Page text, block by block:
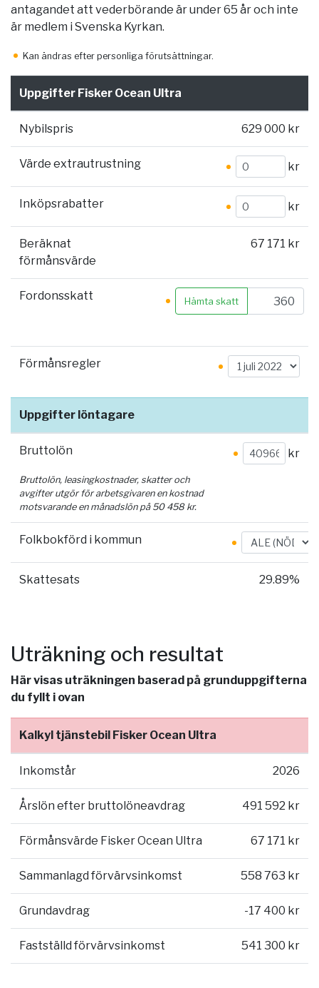
antagandet att vederbörande är under 65 år och inte
är medlem i Svenska Kyrkan.
Kan ändras efter personliga förutsättningar.
Uppgifter Fisker Ocean Ultra
Nybilspris 629 000 kr
Värde extrautrustning kr
Inköpsrabatter kr
Beräknat
förmånsvärde
67 171 kr
Fordonsskatt Hämta skatt
Förmånsregler
Uppgifter löntagare
Bruttolön kr
Bruttolön, leasingkostnader, skatter och
avgifter utgör för arbetsgivaren en kostnad
motsvarande en månadslön på 50 458kr.
Folkbokförd i kommun
Skattesats 29.89%
Uträkning och resultat
Här visas uträkningen baserad på grunduppgifterna
du fyllt i ovan
Kalkyl tjänstebil Fisker Ocean Ultra
Inkomstår 2026
Årslön efter bruttolöneavdrag 491 592 kr
Förmånsvärde Fisker Ocean Ultra 67 171 kr
Sammanlagd förvärvsinkomst 558 763 kr
Grundavdrag -17 400 kr
Fastställd förvärvsinkomst 541 300 kr